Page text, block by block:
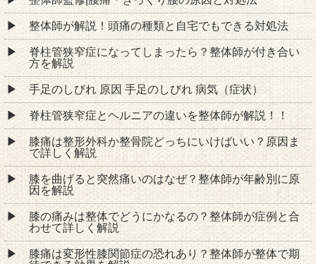
整体師が解説！頭痛の種類と自宅でもできる対処法
脊柱管狭窄症になってしまったら？整体師が付き合い
方を解説
手足のしびれ 原因 手足のしびれ 病気（症状）
脊柱管狭窄症とヘルニアの違いを整体師が解説！！
膝痛は整形外科か整骨院どっちにいけばいい？原因ま
で詳しく解説
膝を曲げると突然痛いのはなぜ？整体師が年齢別に原
因を解説
膝の痛みは整体でどうにかなるの？整体師が症例と合
わせて詳しく解説
膝痛は変形性膝関節症の恐れあり？整体師が整体で期